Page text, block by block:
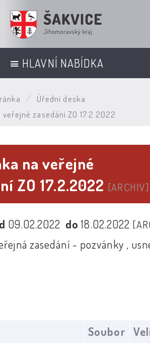
HLAVNÍ NABÍDKA
Úřední deska
zasedání ZO 17.2.2022
na veřejné
ZO 17.2.2022 [ARCHIV]
09.02.2022 do18.02.2022
zasedání - pozvánky ,
Soubor